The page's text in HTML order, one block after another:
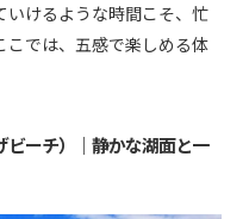
いけるような時間こそ、忙
こでは、五感で楽しめる体
ビーチ）｜静かな湖面と一